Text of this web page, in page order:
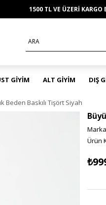
1500 TL VE ÜZERİ KARGO
GİYİM ALT GİYİM DIŞ
Beden Baskılı Tişört Siyah
Marka